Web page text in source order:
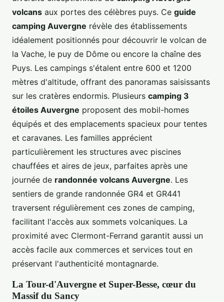
volcans aux portes des célèbres puys. Ce guide
camping Auvergne révèle des établissements
idéalement positionnés pour découvrir le volcan de
la Vache, le puy de Dôme ou encore la chaîne des
Puys. Les campings s'étalent entre 600 et 1200
mètres d'altitude, offrant des panoramas saisissants
sur les cratères endormis. Plusieurs camping 3
étoiles Auvergne proposent des mobil-homes
équipés et des emplacements spacieux pour tentes
et caravanes. Les familles apprécient
particulièrement les structures avec piscines
chauffées et aires de jeux, parfaites après une
journée de randonnée volcans Auvergne. Les
sentiers de grande randonnée GR4 et GR441
traversent régulièrement ces zones de camping,
facilitant l'accès aux sommets volcaniques. La
proximité avec Clermont-Ferrand garantit aussi un
accès facile aux commerces et services tout en
préservant l'authenticité montagnarde.
La Tour-d'Auvergne et Super-Besse, cœur du
Massif du Sancy